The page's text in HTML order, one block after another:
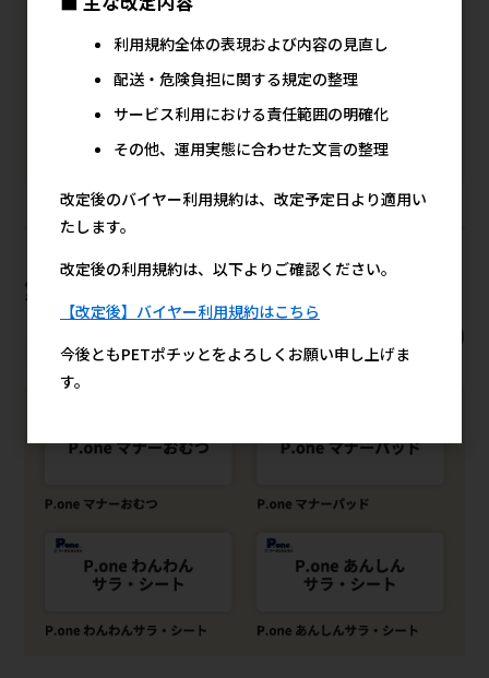
第一衛材株式会社
メーカー商品一覧 メーカーサイト
利用規約全体の表現および内容の見直し
配送・危険負担に関する規定の整理
サービス利用における責任範囲の明確化
その他、運用実態に合わせた文言の整理
改定後のバイヤー利用規約は、改定予定日より適用い
たします。
改定後の利用規約は、以下よりご確認ください。
【改定後】バイヤー利用規約はこちら
今後ともPETポチッとをよろしくお願い申し上げま
す。